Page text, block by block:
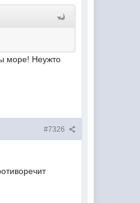
море! Неужто
#7326